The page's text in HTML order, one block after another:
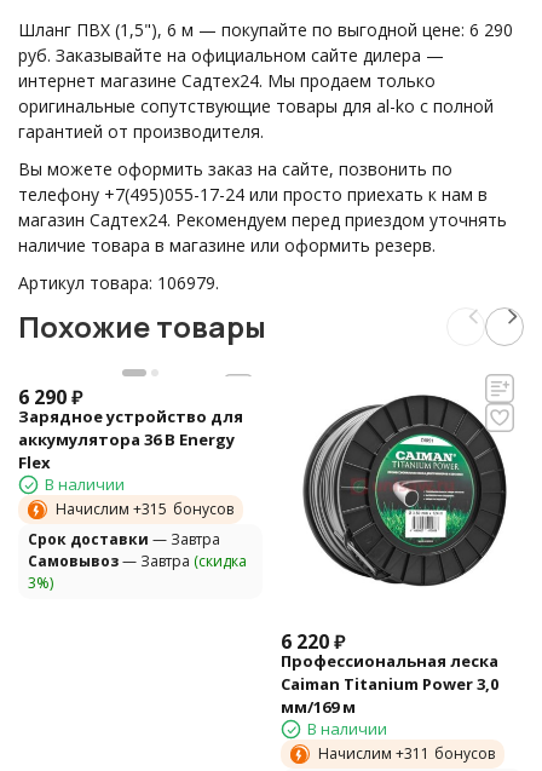
Шланг ПВХ (1,5"), 6 м — покупайте по выгодной цене: 6 290
руб. Заказывайте на официальном сайте дилера —
интернет магазине Садтех24. Мы продаем только
оригинальные сопутствующие товары для al-ko с полной
гарантией от производителя.
Вы можете оформить заказ на сайте, позвонить по
телефону +7(495)055-17-24 или просто приехать к нам в
магазин Садтех24. Рекомендуем перед приездом уточнять
наличие товара в магазине или оформить резерв.
Артикул товара: 106979.
Похожие товары
6 290₽
Зарядное устройство для
аккумулятора 36 В Energy
Flex
В наличии
Начислим +315 бонусов
Cрок доставки — Завтра
Самовывоз— Завтра (скидка
3%)
6 220 ₽
Профессиональная леска
Сaiman Titanium Power 3,0
мм/169 м
В наличии
Начислим +311 бонусов